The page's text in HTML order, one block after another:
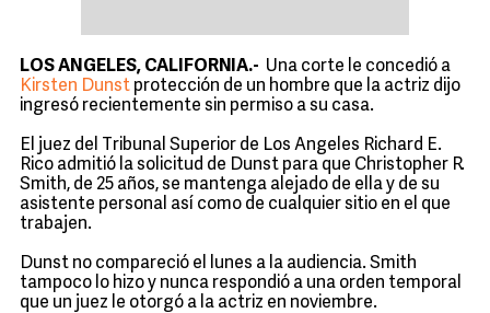
LOS ANGELES, CALIFORNIA.- Una corte le concedió a
Kirsten Dunst protección de un hombre que la actriz dijo
ingresó recientemente sin permiso a su casa.
El juez del Tribunal Superior de Los Angeles Richard E.
Rico admitió la solicitud de Dunst para que Christopher R.
Smith, de 25 años, se mantenga alejado de ella y de su
asistente personal así como de cualquier sitio en el que
trabajen.
Dunst no compareció el lunes a la audiencia. Smith
tampoco lo hizo y nunca respondió a una orden temporal
que un juez le otorgó a la actriz en noviembre.